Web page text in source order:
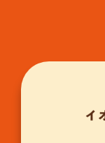
イ